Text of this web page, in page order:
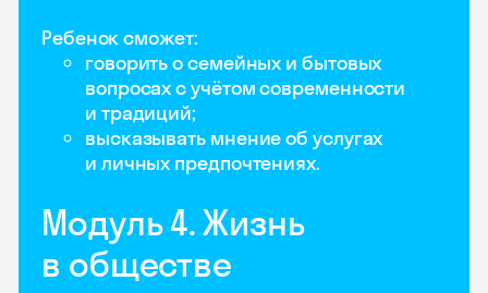
Ребенок сможет:
говорить о семейных и бытовых
вопросах с учётом современности
и традиций;
высказывать мнение об услугах
и личных предпочтениях.
Модуль 4. Жизнь
в обществе